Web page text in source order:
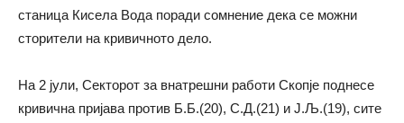
станица Кисела Вода поради сомнение дека се можни
сторители на кривичното дело.
На 2 јули, Секторот за внатрешни работи Скопје поднесе
кривична пријава против Б.Б.(20), С.Д.(21) и Ј.Љ.(19), сите